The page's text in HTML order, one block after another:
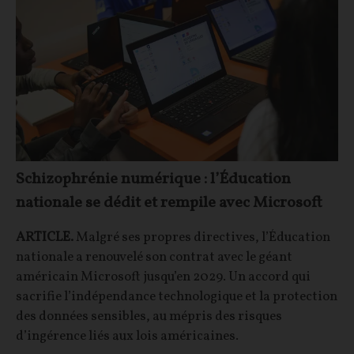
Schizophrénie numérique : l’Éducation
nationale se dédit et rempile avec Microsoft
ARTICLE.Malgré ses propres directives, l’Éducation
nationale a renouvelé son contrat avec le géant
américain Microsoft jusqu’en 2029. Un accord qui
sacrifie l’indépendance technologique et la protection
des données sensibles, au mépris des risques
d’ingérence liés aux lois américaines.